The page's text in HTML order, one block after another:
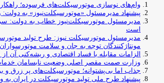
وام‌های نوسازی موتورسیکلت‌های فرسوده؛ راهکار واقعی یا بازی با
پیشنهاد مدیرمسئول «موتورسیکلت‌نیوز» به
مدیرمسئول موتورسیکلت‌نیوز خطاب به دولت:
است
مدیرمسئول موتورسیکلت نیوز: طرح تولید
مونتاژکنندگان توجه به جان و سلامت
الزامات مقابله با فساد اقتصادی و ریشه‌کنی آن
وزارت صمت مقصر اصلی وضعیت نابسامان
جذاب اما بی‌پشتوانه؛ موتورسیکلت‌های پر زرق‌
پیشنهاد طرح ملی تولید موتورسیکلت در ایران